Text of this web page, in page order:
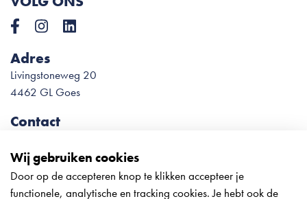
field
empty.
Adres
Livingstoneweg 20
4462 GL Goes
Contact
info@meliesteglas.nl
Onze openingstijden tijdens de
Wij gebruiken cookies
Door op de accepteren knop te klikken accepteer je
functionele, analytische en tracking cookies. Je hebt ook de